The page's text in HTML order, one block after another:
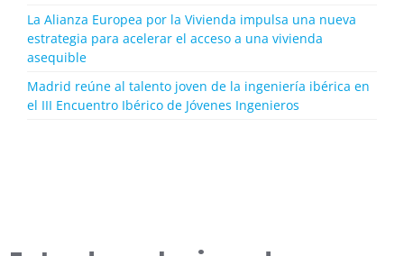
La Alianza Europea por la Vivienda impulsa una nueva
estrategia para acelerar el acceso a una vivienda
asequible
Madrid reúne al talento joven de la ingeniería ibérica en
el III Encuentro Ibérico de Jóvenes Ingenieros